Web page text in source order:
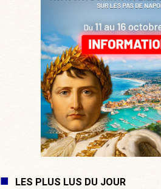
LES PLUS LUS DU JOUR